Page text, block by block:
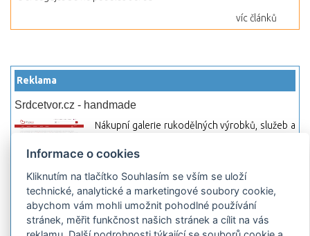
víc článků
Reklama
Srdcetvor.cz - handmade
Nákupní galerie rukodělných výrobků, služeb a
začít prodávat nebo jen nakupovat.
Hledej-hosting.cz - webhosting, VPS
hosting
Přehled webhostingových, multihosting a VPS
hosting programů s možností jejich
Informace o cookies
Kliknutím na tlačítko Souhlasím se vším se uloží
technické, analytické a marketingové soubory cookie,
abychom vám mohli umožnit pohodlné používání
stránek, měřit funkčnost našich stránek a cílit na vás